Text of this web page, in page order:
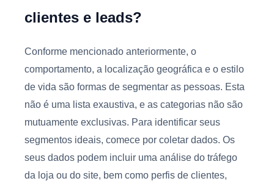
clientes e leads?
Conforme mencionado anteriormente, o
comportamento, a localização geográfica e o estilo
de vida são formas de segmentar as pessoas. Esta
não é uma lista exaustiva, e as categorias não são
mutuamente exclusivas. Para identificar seus
segmentos ideais, comece por coletar dados. Os
seus dados podem incluir uma análise do tráfego
da loja ou do site, bem como perfis de clientes,